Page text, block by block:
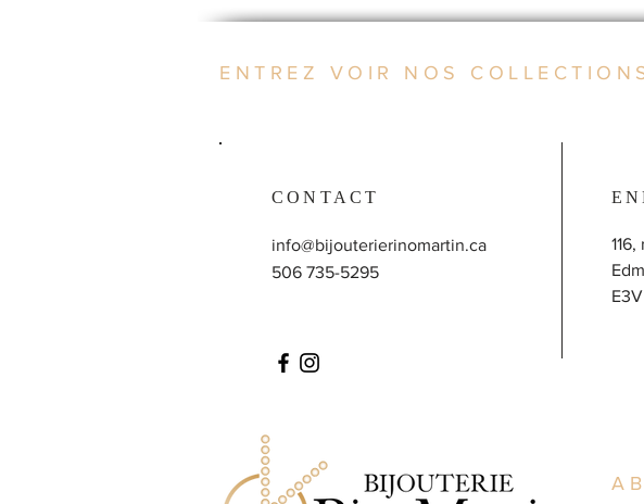
ENTREZ VOIR NOS
CONTACT
info@bijouterierinomartin.ca
506 735-5295